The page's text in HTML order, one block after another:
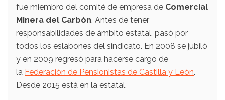
fue miembro del comité de empresa de Comercial
Minera del Carbón. Antes de tener
responsabilidades de ámbito estatal, pasó por
todos los eslabones del sindicato. En 2008 se jubiló
y en 2009 regresó para hacerse cargo de
la Federación de Pensionistas de Castilla y León.
Desde 2015 está en la estatal.